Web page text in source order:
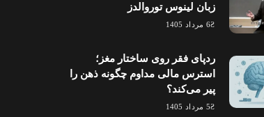
زبان لینوس توروالدز
6 مرداد 1405
ردپای فقر روی ساختار مغز؛
استرس مالی مداوم چگونه ذهن را
پیر می‌کند؟
5 مرداد 1405